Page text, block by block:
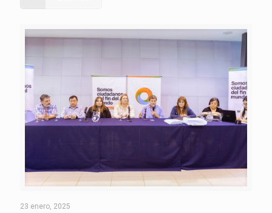
23 enero, 2025